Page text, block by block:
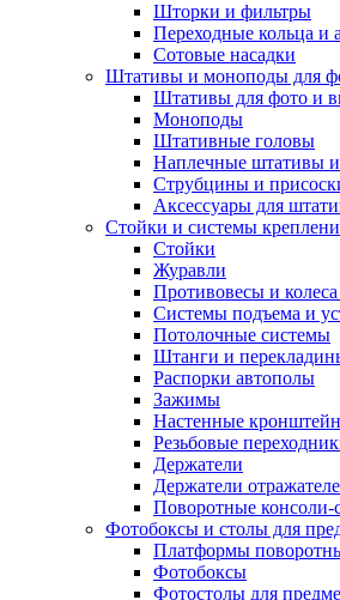
Шторки и фильтры
Переходные кольца и
Сотовые насадки
Штативы и моноподы для
Штативы для фото и
Моноподы
Штативные головы
Наплечные штативы
Струбцины и
Аксессуары для
Стойки и системы
Стойки
Журавли
Противовесы и колеса
Системы подъема и
Потолочные системы
Штанги и
Распорки автополы
Зажимы
Настенные
Резьбовые
Держатели
Держатели
Поворотные
Фотобоксы и столы для
Платформы
Фотобоксы
Фотостолы для